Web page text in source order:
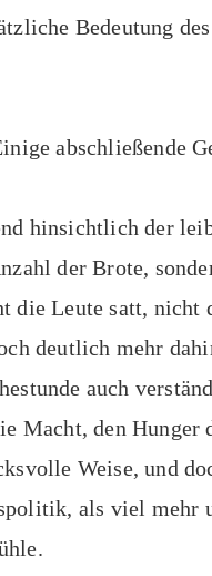
Bedeutung
abschließende
hinsichtlich der
der Brote,
die Leute satt, nicht
deutlich mehr
auch
Macht, den
Weise, und
als viel